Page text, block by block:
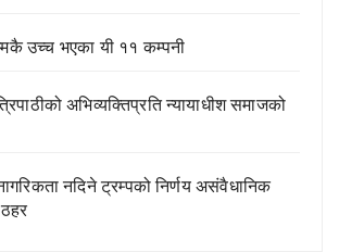
उच्च भएका यी ११ कम्पनी
अभिव्यक्तिप्रति न्यायाधीश समाजको
नदिने ट्रम्पको निर्णय असंवैधानिक